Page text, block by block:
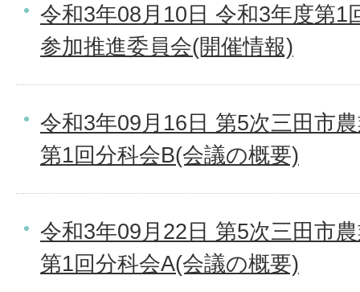
令和3年08月10日 令和3年度第1
参加推進委員会(開催情報)
令和3年09月16日 第5次三田市
第1回分科会B(会議の概要)
令和3年09月22日 第5次三田市
第1回分科会A(会議の概要)